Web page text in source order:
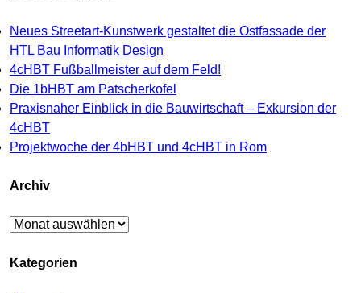
Neues Streetart-Kunstwerk gestaltet die Ostfassade der
HTL Bau Informatik Design
4cHBT Fußballmeister auf dem Feld!
Die 1bHBT am Patscherkofel
Praxisnaher Einblick in die Bauwirtschaft – Exkursion der
4cHBT
Projektwoche der 4bHBT und 4cHBT in Rom
Archiv
Archiv
Kategorien